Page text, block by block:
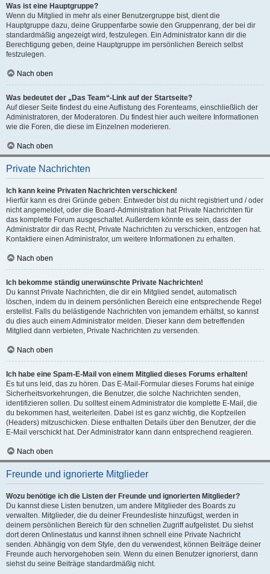
Was ist eine Hauptgruppe?
Wenn du Mitglied in mehr als einer Benutzergruppe bist, dient die
Hauptgruppe dazu, deine Gruppenfarbe sowie den Gruppenrang, der bei dir
standardmäßig angezeigt wird, festzulegen. Ein Administrator kann dir die
Berechtigung geben, deine Hauptgruppe im persönlichen Bereich selbst
festzulegen.
Nach oben
Was bedeutet der „Das Team“-Link auf der Startseite?
Auf dieser Seite findest du eine Auflistung des Forenteams, einschließlich der
Administratoren, der Moderatoren. Du findest hier auch weitere Informationen
wie die Foren, die diese im Einzelnen moderieren.
Nach oben
Private Nachrichten
Ich kann keine Privaten Nachrichten verschicken!
Hierfür kann es drei Gründe geben: Entweder bist du nicht registriert und / oder
nicht angemeldet, oder die Board-Administration hat Private Nachrichten für
das komplette Forum ausgeschaltet. Außerdem könnte es sein, dass der
Administrator dir das Recht, Private Nachrichten zu verschicken, entzogen hat.
Kontaktiere einen Administrator, um weitere Informationen zu erhalten.
Nach oben
Ich bekomme ständig unerwünschte Private Nachrichten!
Du kannst Private Nachrichten, die dir ein Mitglied sendet, automatisch
löschen, indem du in deinem persönlichen Bereich eine entsprechende Regel
erstellst. Falls du belästigende Nachrichten von jemandem erhältst, so kannst
du dies auch einem Administrator melden. Dieser kann dem betreffenden
Mitglied dann verbieten, Private Nachrichten zu versenden.
Nach oben
Ich habe eine Spam-E-Mail von einem Mitglied dieses Forums erhalten!
Es tut uns leid, das zu hören. Das E-Mail-Formular dieses Forums hat einige
Sicherheitsvorkehrungen, die Benutzer, die solche Nachrichten senden,
identifizieren sollen. Du solltest einem Administrator die komplette E-Mail, die
du bekommen hast, weiterleiten. Dabei ist es ganz wichtig, die Kopfzeilen
(Headers) mitzuschicken. Diese enthalten Details über den Benutzer, der die
E-Mail verschickt hat. Der Administrator kann dann entsprechend reagieren.
Nach oben
Freunde und ignorierte Mitglieder
Wozu benötige ich die Listen der Freunde und ignorierten Mitglieder?
Du kannst diese Listen benutzen, um andere Mitglieder des Boards zu
verwalten. Mitglieder, die du deiner Freundesliste hinzufügst, werden in
deinem persönlichen Bereich für den schnellen Zugriff aufgelistet. Du siehst
dort deren Onlinestatus und kannst ihnen schnell eine Private Nachricht
senden. Abhängig von dem Style, den du verwendest, können Beiträge deiner
Freunde auch hervorgehoben sein. Wenn du einen Benutzer ignorierst, dann
siehst du seine Beiträge standardmäßig nicht.